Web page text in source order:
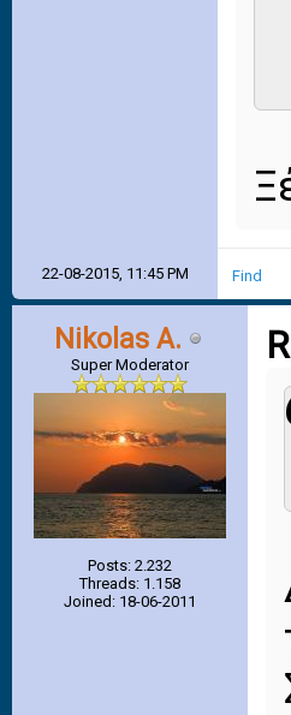
22-08-2015, 11:45 PM Find
Nikolas A.
Super Moderator
Posts: 2.232
Threads: 1.158
Joined: 18-06-2011